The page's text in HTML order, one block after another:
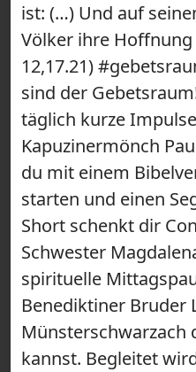
ist: (…) Und auf
Völker ihre Hoffnung
12,17.21)
sind der
täglich kurze
Kapuzinermönch
du mit einem
starten und einen
Short schenkt dir
Schwester
spirituelle
Benediktiner Bruder
Münsterschwarzach
kannst. Begleitet